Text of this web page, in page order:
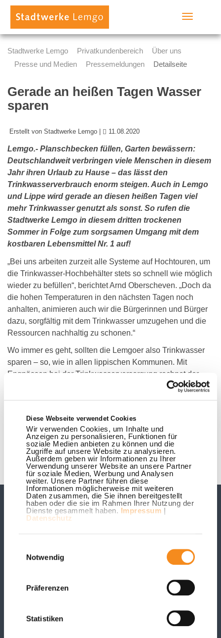
Diese Webseite verwendet Cookies
Wir verwenden Cookies, um Inhalte und
Anzeigen zu personalisieren, Funktionen für
soziale Medien anbieten zu können und die
Zugriffe auf unsere Website zu analysieren.
Außerdem geben wir Informationen zu Ihrer
Verwendung unserer Website an unsere Partner
für soziale Medien, Werbung und Analysen
weiter. Unsere Partner führen diese
Informationen möglicherweise mit weiteren
Daten zusammen, die Sie ihnen bereitgestellt
haben oder die sie im Rahmen Ihrer Nutzung der
Dienste gesammelt haben. Impressum |
Datenschutz
Notwendig
Präferenzen
Statistiken
Toggle
Stadtwerke Lemgo Privatkundenbereich
Über uns
Presse und Medien
Pressemeldungen Detailseite
Gerade an heißen Tagen Wasser
sparen
Erstellt von Stadtwerke Lemgo | 11.08.2020
Lemgo.- Planschbecken füllen, Garten bewässern:
Deutschlandweit verbringen viele Menschen in diesem
Jahr ihren Urlaub zu Hause – das lässt den
Trinkwasserverbrauch enorm steigen. Auch in Lemgo
und Lippe wird gerade an diesen heißen Tagen viel
mehr Trinkwasser genutzt als sonst. So rufen die
Stadtwerke Lemgo in diesem dritten trockenen
Sommer in Folge zum sorgsamen Umgang mit dem
kostbaren Lebensmittel Nr. 1 auf!
„Bei uns arbeiten zurzeit alle Systeme auf Hochtouren, um
die Trinkwasser-Hochbehälter stets so schnell wie möglich
wieder zu befüllen“, berichtet Arnd Oberscheven. „Doch da
die hohen Temperaturen in den nächsten Tagen noch
anhalten, animieren auch wir die Bürgerinnen und Bürger
dazu, sorgfältig mit dem Trinkwasser umzugehen und die
Ressourcen nachhaltig zu schonen.“
Wo immer es geht, sollten die Lemgoer also Trinkwasser
sparen – so, wie in allen lippischen Kommunen. Mit
Engpässen bei der Trinkwasserversorgung rechnet der
Stadtwerke-Chef noch nicht. Wird jedoch weiterhin sehr
Zurück zur Übersicht
Unsere Auszeichnungen